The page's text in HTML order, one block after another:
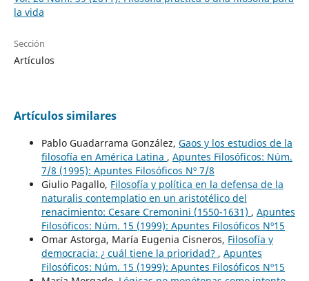
la vida
Sección
Artículos
Artículos similares
Pablo Guadarrama González, Gaos y los estudios de la
filosofía en América Latina , Apuntes Filosóficos: Núm.
7/8 (1995): Apuntes Filosóficos Nº 7/8
Giulio Pagallo, Filosofía y política en la defensa de la
naturalis contemplatio en un aristotélico del
renacimiento: Cesare Cremonini (1550-1631) , Apuntes
Filosóficos: Núm. 15 (1999): Apuntes Filosóficos Nº15
Omar Astorga, María Eugenia Cisneros, Filosofía y
democracia: ¿ cuál tiene la prioridad? , Apuntes
Filosóficos: Núm. 15 (1999): Apuntes Filosóficos Nº15